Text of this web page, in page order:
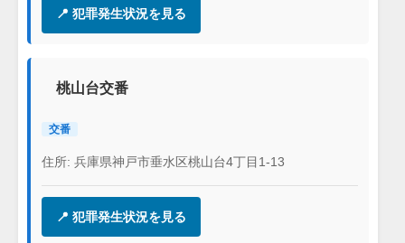
📍 犯罪発生状況を見る
桃山台交番
交番
住所: 兵庫県神戸市垂水区桃山台4丁目1-13
📍 犯罪発生状況を見る